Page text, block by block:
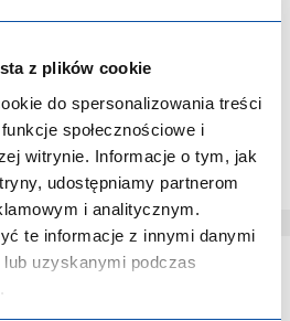
z plików cookie
do spersonalizowania treści
społecznościowe i
witrynie. Informacje o tym, jak
udostępniamy partnerom
i analitycznym.
te informacje z innymi danymi
uzyskanymi podczas
budowlana w